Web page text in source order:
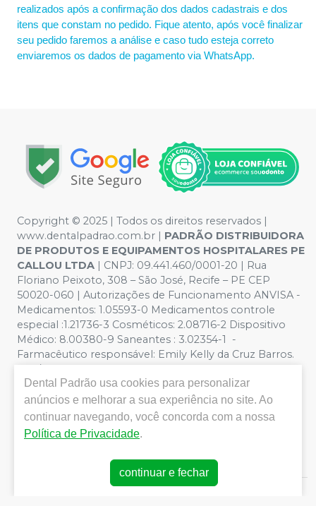
realizados após a confirmação dos dados cadastrais e dos
itens que constam no pedido. Fique atento, após você finalizar
seu pedido faremos a análise e caso tudo esteja correto
enviaremos os dados de pagamento via WhatsApp.
Copyright © 2025 | Todos os direitos reservados |
www.dentalpadrao.com.br | PADRÃO DISTRIBUIDORA
DE PRODUTOS E EQUIPAMENTOS HOSPITALARES PE
CALLOU LTDA | CNPJ: 09.441.460/0001-20 | Rua
Floriano Peixoto, 308 – São José, Recife – PE CEP
50020-060 | Autorizações de Funcionamento ANVISA -
Medicamentos: 1.05593-0 Medicamentos controle
especial :1.21736-3 Cosméticos: 2.08716-2 Dispositivo
Médico: 8.00380-9 Saneantes : 3.02354-1 -
Farmacêutico responsável: Emily Kelly da Cruz Barros.
CRF/PE nº 10109 | Política de Privacidade e Segurança -
Fotos meramente ilustrativas - Os preços e condições
da loja virtual estão sujeitos a alterações. Em caso de
divergência de preços no site, o valor válido é o do
Carrinho de Compra. Não vendemos por atacado, por
isso nos reservamos o direito de não atender compras
de grandes volumes pelo site.
Dental Padrão usa cookies para personalizar
anúncios e melhorar a sua experiência no site. Ao
continuar navegando, você concorda com a nossa
Política de Privacidade.
continuar e fechar